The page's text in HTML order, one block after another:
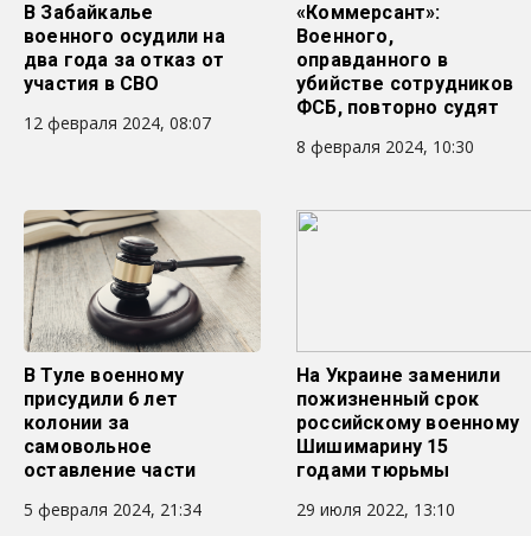
В Забайкалье
военного осудили на
два года за отказ от
участия в СВО
12 февраля 2024, 08:07
«Коммерсант»:
Военного,
оправданного в
убийстве сотрудников
ФСБ, повторно судят
8 февраля 2024, 10:30
В Туле военному
присудили 6 лет
колонии за
самовольное
оставление части
5 февраля 2024, 21:34
На Украине заменили
пожизненный срок
российскому военному
Шишимарину 15
годами тюрьмы
29 июля 2022, 13:10